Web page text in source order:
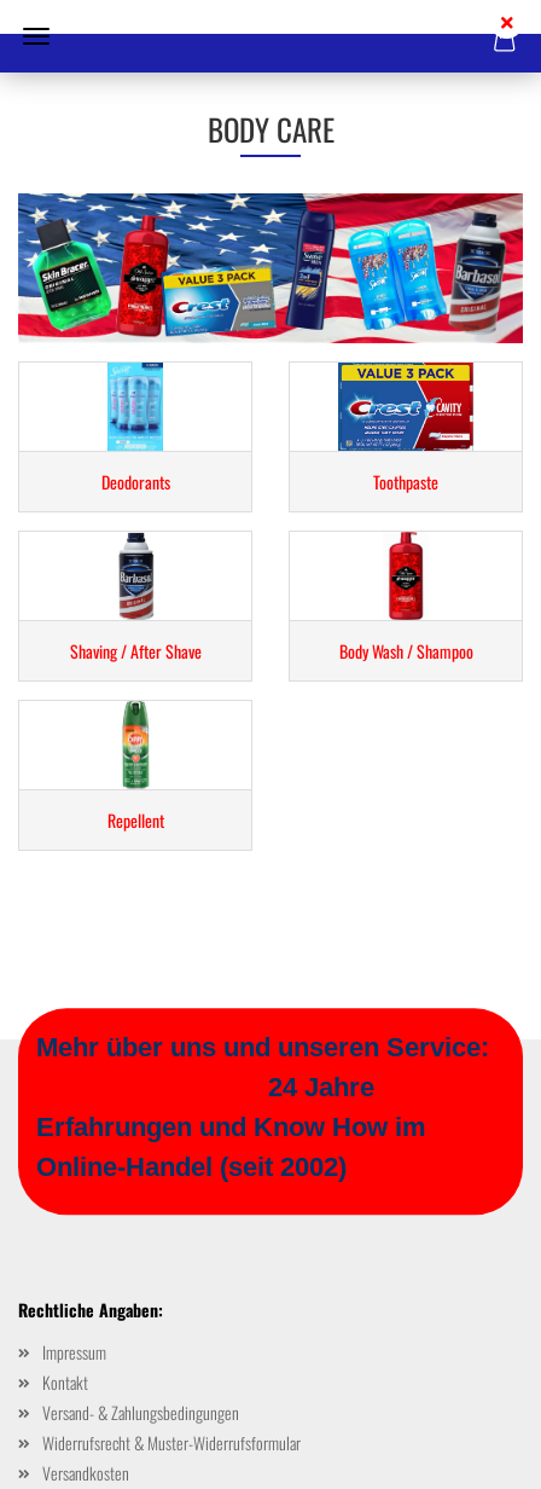
BODY CARE
Deodorants Toothpaste
Shaving / After Shave Body Wash / Shampoo
Repellent
Mehr über uns und unseren Service:
24 Jahre
Erfahrungen und Know How im
Online-Handel (seit 2002)
Rechtliche Angaben:
Impressum
Kontakt
Versand- & Zahlungsbedingungen
Widerrufsrecht & Muster-Widerrufsformular
Versandkosten